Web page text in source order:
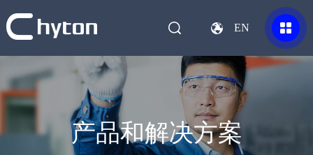
EN
产品和解决方案